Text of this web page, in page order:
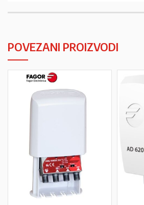
POVEZANI PROIZVODI